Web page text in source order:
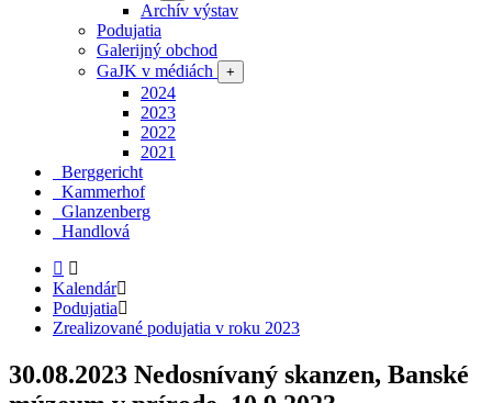
Archív výstav
Podujatia
Galerijný obchod
GaJK v médiách
+
2024
2023
2022
2021
Berggericht
Kammerhof
Glanzenberg
Handlová
Kalendár
Podujatia
Zrealizované podujatia v roku 2023
30.08.2023 Nedosnívaný skanzen, Banské